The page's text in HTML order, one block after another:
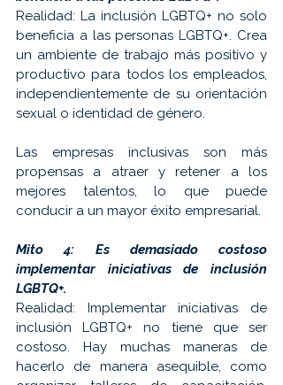
Realidad: La inclusión LGBTQ+ no solo
beneficia a las personas LGBTQ+. Crea
un ambiente de trabajo más positivo y
productivo para todos los empleados,
independientemente de su orientación
sexual o identidad de género.
Las empresas inclusivas son más
propensas a atraer y retener a los
mejores talentos, lo que puede
conducir a un mayor éxito empresarial.
Mito 4: Es demasiado costoso
implementar iniciativas de inclusión
LGBTQ+.
Realidad: Implementar iniciativas de
inclusión LGBTQ+ no tiene que ser
costoso. Hay muchas maneras de
hacerlo de manera asequible, como